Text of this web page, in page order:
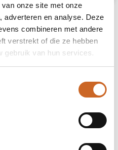
onze site met onze
adverteren en analyse. Deze
combineren met andere
verstrekt of die ze hebben
gebruik van hun services.